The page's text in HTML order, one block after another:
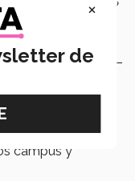
en actividades
campus y
×
de